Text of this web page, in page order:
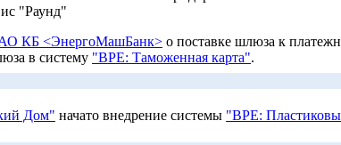
"Раунд"
КБ <ЭнергоМашБанк> о поставке шлюза к
в систему "BPE: Таможенная карта".
Дом" начато внедрение системы "BPE: